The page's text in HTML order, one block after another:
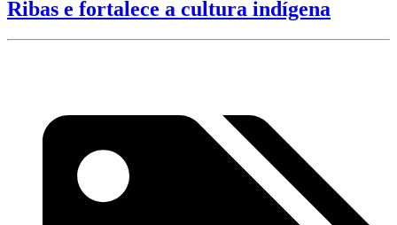
Ribas e fortalece a cultura indígena